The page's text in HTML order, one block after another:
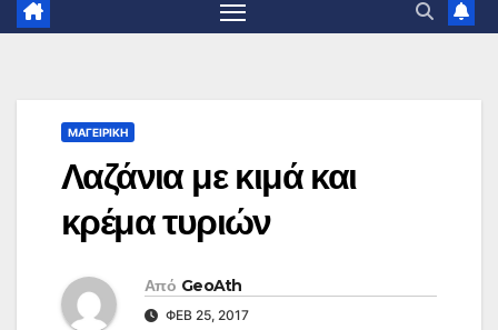
ΜΑΓΕΙΡΙΚΉ
Λαζάνια με κιμά και
κρέμα τυριών
Από GeoAth
ΦΕΒ 25, 2017